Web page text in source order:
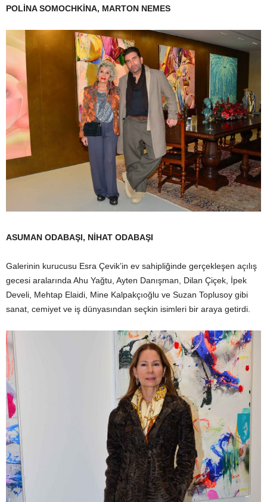
POLİNA SOMOCHKİNA, MARTON NEMES
ASUMAN ODABAŞI, NİHAT ODABAŞI
Galerinin kurucusu Esra Çevik’in ev sahipliğinde gerçekleşen açılış
gecesi aralarında Ahu Yağtu, Ayten Danışman, Dilan Çiçek, İpek
Develi, Mehtap Elaidi, Mine Kalpakçıoğlu ve Suzan Toplusoy gibi
sanat, cemiyet ve iş dünyasından seçkin isimleri bir araya getirdi.